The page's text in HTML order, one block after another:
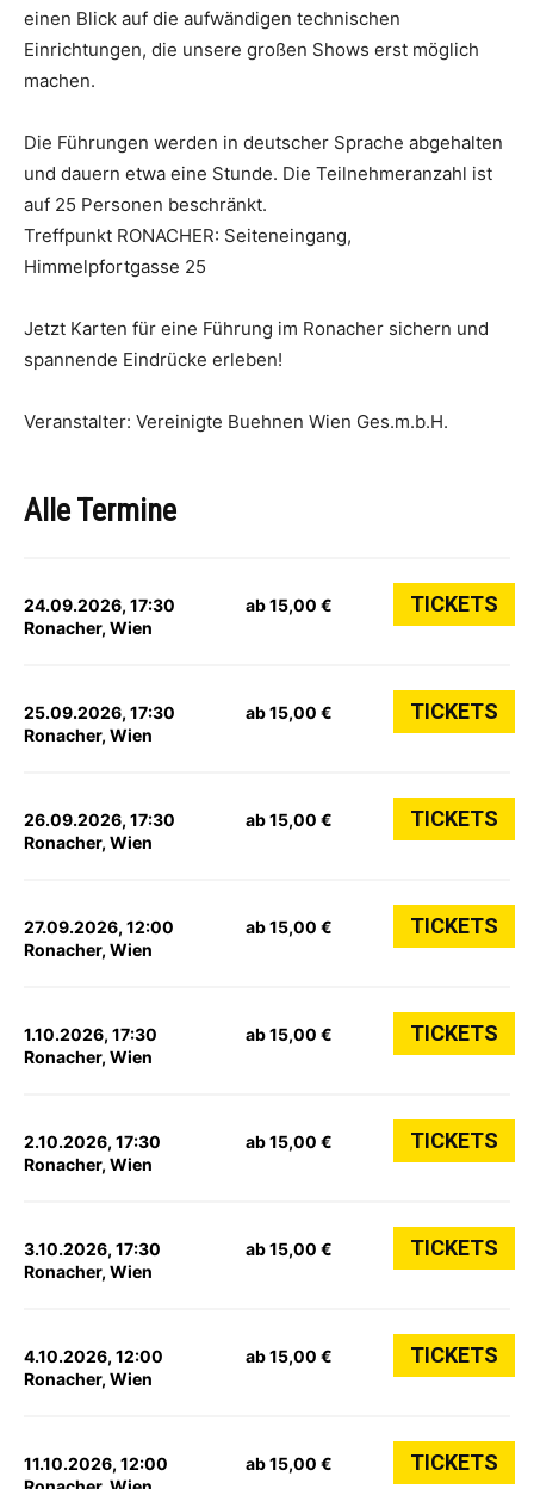
einen Blick auf die aufwändigen technischen
Einrichtungen, die unsere großen Shows erst möglich
machen.
Die Führungen werden in deutscher Sprache abgehalten
und dauern etwa eine Stunde. Die Teilnehmeranzahl ist
auf 25 Personen beschränkt.
Treffpunkt RONACHER: Seiteneingang,
Himmelpfortgasse 25
Jetzt Karten für eine Führung im Ronacher sichern und
spannende Eindrücke erleben!
Veranstalter: Vereinigte Buehnen Wien Ges.m.b.H.
Alle Termine
24.09.2026, 17:30
Ronacher, Wien
ab 15,00 € TICKETS
25.09.2026, 17:30
Ronacher, Wien
ab 15,00 € TICKETS
26.09.2026, 17:30
Ronacher, Wien
ab 15,00 € TICKETS
27.09.2026, 12:00
Ronacher, Wien
ab 15,00 € TICKETS
1.10.2026, 17:30
Ronacher, Wien
ab 15,00 € TICKETS
2.10.2026, 17:30
Ronacher, Wien
ab 15,00 € TICKETS
3.10.2026, 17:30
Ronacher, Wien
ab 15,00 € TICKETS
4.10.2026, 12:00
Ronacher, Wien
ab 15,00 € TICKETS
11.10.2026, 12:00
ab 15,00 € TICKETS